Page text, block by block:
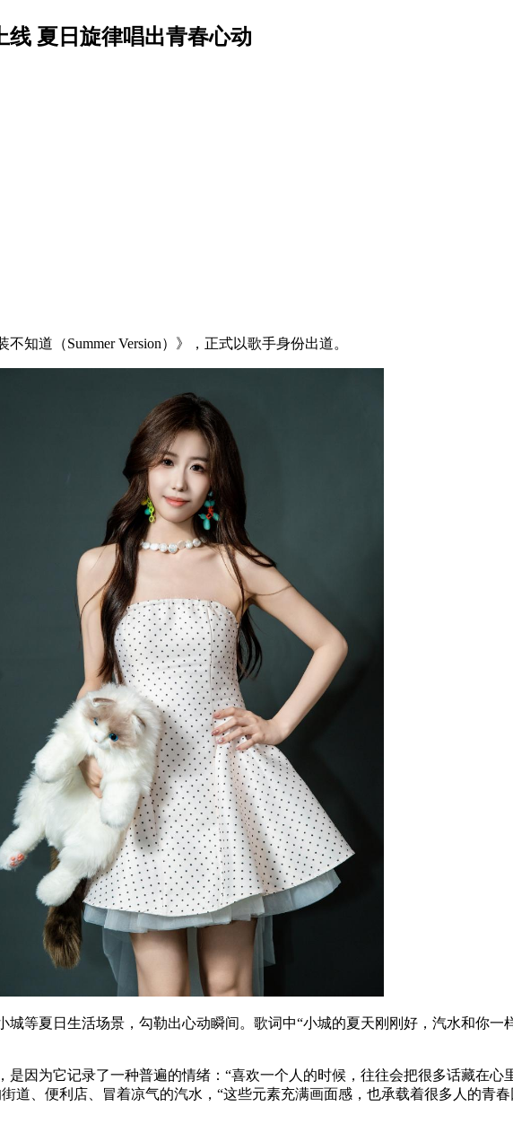
夏日旋律唱出青春心动
道（Summer Version）》，正式以歌手身份出道。
夏日生活场景，勾勒出心动瞬间。歌词中“小城的夏天刚刚好，汽水和你一
为它记录了一种普遍的情绪：“喜欢一个人的时候，往往会把很多话藏在心
、便利店、冒着凉气的汽水，“这些元素充满画面感，也承载着很多人的青